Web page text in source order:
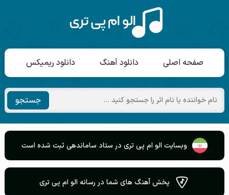
صفحه اصلی دانلود آهنگ دانلود ریمیکس
جستجو
وبسایت الو ام پی تری در ستاد ساماندهی ثبت شده است
پخش آهنگ های شما در رسانه الو ام پی تری